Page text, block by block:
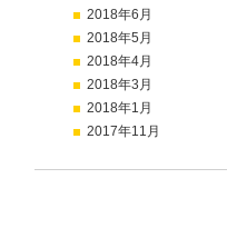
2018年6月
2018年5月
2018年4月
2018年3月
2018年1月
2017年11月